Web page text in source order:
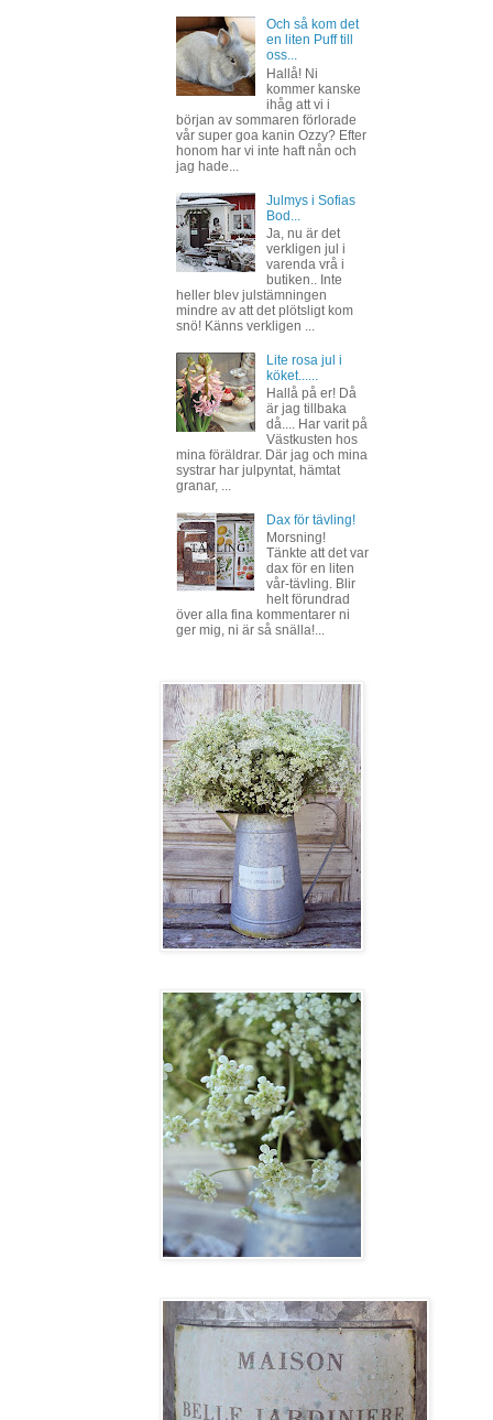
Och så kom det
en liten Puff till
oss...
Hallå! Ni
kommer kanske
ihåg att vi i
början av sommaren förlorade
vår super goa kanin Ozzy? Efter
honom har vi inte haft nån och
jag hade...
Julmys i Sofias
Bod...
Ja, nu är det
verkligen jul i
varenda vrå i
butiken.. Inte
heller blev julstämningen
mindre av att det plötsligt kom
snö! Känns verkligen ...
Lite rosa jul i
köket......
Hallå på er! Då
är jag tillbaka
då.... Har varit på
Västkusten hos
mina föräldrar. Där jag och mina
systrar har julpyntat, hämtat
granar, ...
Dax för tävling!
Morsning!
Tänkte att det var
dax för en liten
vår-tävling. Blir
helt förundrad
över alla fina kommentarer ni
ger mig, ni är så snälla!...